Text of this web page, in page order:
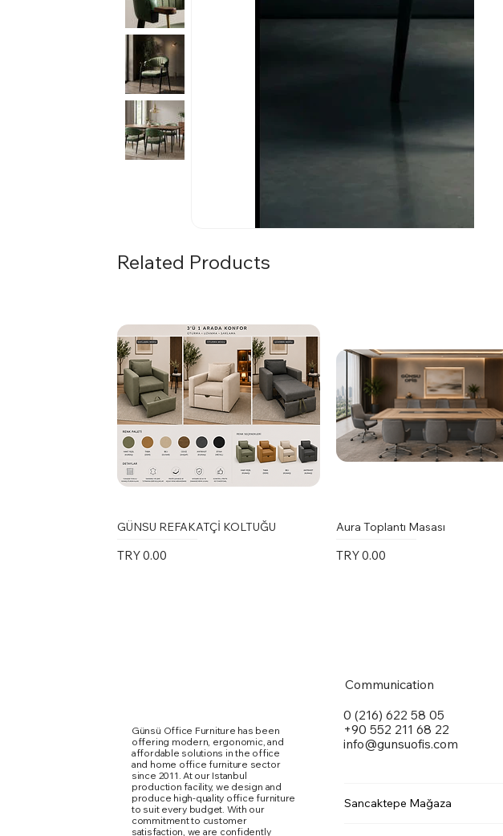
Related Products
GÜNSU REFAKATÇİ KOLTUĞU
Price
TRY 0.00
Aura Toplantı Masası
Price
TRY 0.00
Marte Toplantı Masası Kare Metal
Karina Kolsuz Sandalye
Ergomi Sandalye
Günsü Office Furniture has been
offering modern, ergonomic, and
affordable solutions in the office
and home office furniture sector
since 2011. At our Istanbul
production facility, we design and
produce high-quality office furniture
to suit every budget. With our
commitment to customer
satisfaction, we are confidently
Communication
0 (216) 622 58 05
+90 552 211 68 22
info@gunsuofis.com
Sancaktepe Mağaza